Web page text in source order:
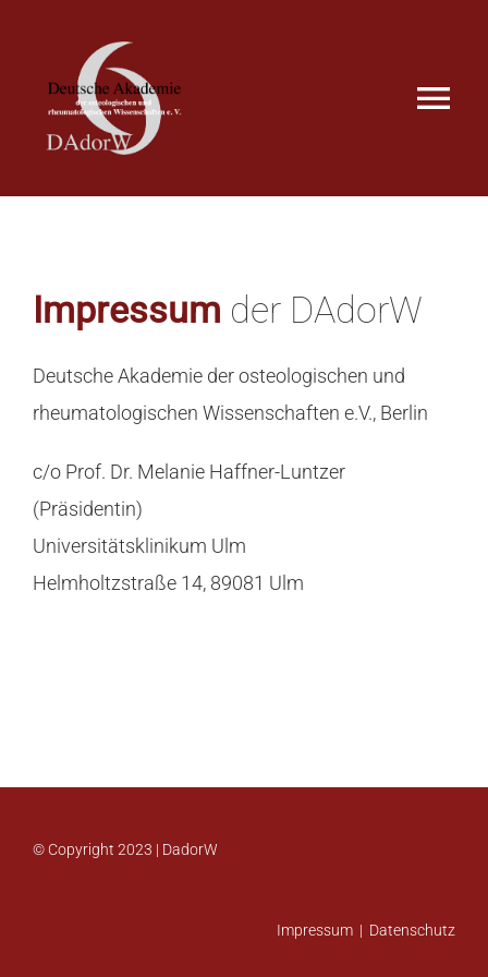
springen
Satzung
Ausschreibungen
Kontakt
Impressum der DAdorW
Deutsche Akademie der osteologischen und
rheumatologischen Wissenschaften e.V., Berlin
c/o Prof. Dr. Melanie Haffner-Luntzer
(Präsidentin)
Universitätsklinikum Ulm
Helmholtzstraße 14, 89081 Ulm
© Copyright 2023 | DadorW
Impressum | Datenschutz